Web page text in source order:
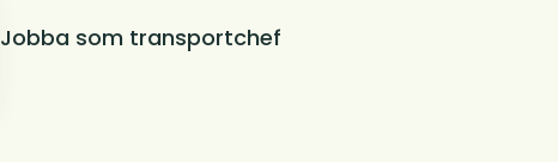
Jobba som transportchef